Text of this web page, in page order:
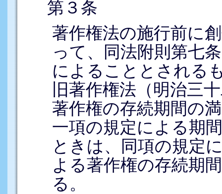
第３条
著作権法の施行前に
って、同法附則第七
によることとされる
旧著作権法（明治三
著作権の存続期間の
一項の規定による期
ときは、同項の規定
よる著作権の存続期
る。